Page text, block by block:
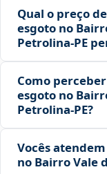
Qual o preço
esgoto no
Petrolina‑PE
Como
esgoto no
Petrolina‑PE?
Vocês
no Bairro Vale